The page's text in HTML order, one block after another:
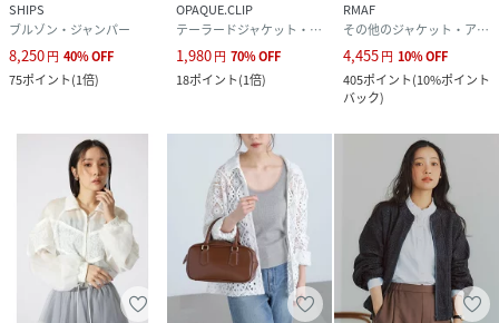
SHIPS
ブルゾン・ジャンパー
8,250円 40%OFF
75ポイント(1倍)
OPAQUE.CLIP
テーラードジャケット・ブレザー
1,980円 70%OFF
18ポイント(1倍)
RMAF
その他のジャケット・アウター
4,455円 10%OFF
405ポイント(10%ポイント
バック)